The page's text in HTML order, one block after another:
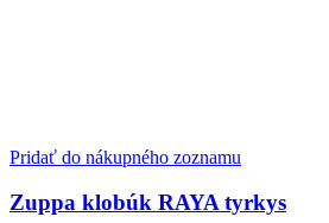
Pridať do nákupného zoznamu
Zuppa klobúk RAYA tyrkys